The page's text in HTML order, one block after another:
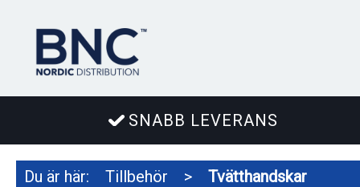
SNABB LEVERANS
Du är här: Tillbehör > Tvätthandskar